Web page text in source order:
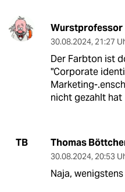
Wurstprofessor
30.08.2024, 21:27
Der Farbton ist
"Corporate
Marketing-
nicht gezahlt hat
TB Thomas
30.08.2024, 20:53
Naja,